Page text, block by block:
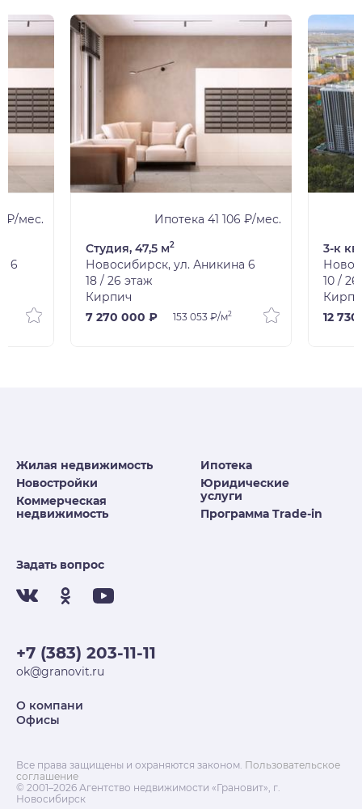
₽/мес.
6
Ипотека 41 106 ₽/мес.
Студия, 47,5 м2
Новосибирск, ул. Аникина 6
18 / 26 этаж
Кирпич
7 270 000 ₽
153 053 ₽/м2
3-к
10 /
12
Жилая недвижимость
Новостройки
Коммерческая
недвижимость
Ипотека
Юридические
услуги
Программа Trade-in
Задать вопрос
+7 (383) 203-11-11
ok@granovit.ru
О компани
Офисы
Все права защищены и охраняются законом. Пользовательское
соглашение
© 2001–2026 Агентство недвижимости «Грановит», г.
Новосибирск